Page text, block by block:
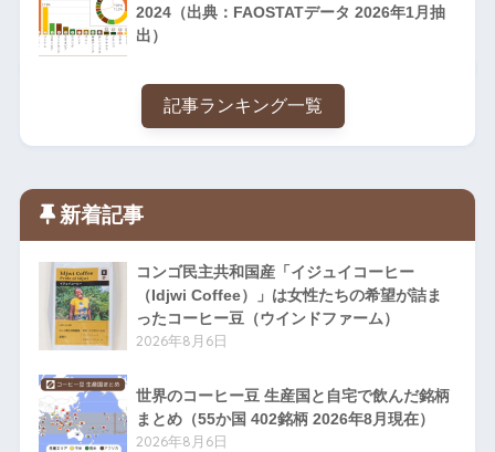
2024（出典：FAOSTATデータ 2026年1月抽
出）
記事ランキング一覧
新着記事
コンゴ民主共和国産「イジュイコーヒー
（Idjwi Coffee）」は女性たちの希望が詰ま
ったコーヒー豆（ウインドファーム）
2026年8月6日
世界のコーヒー豆 生産国と自宅で飲んだ銘柄
まとめ（55か国 402銘柄 2026年8月現在）
2026年8月6日